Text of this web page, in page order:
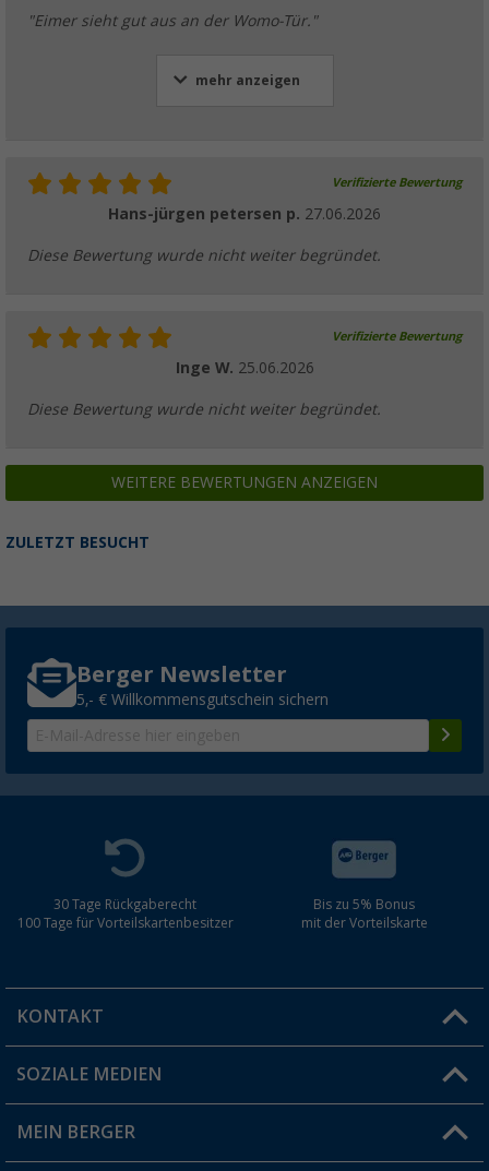
"Eimer sieht gut aus an der Womo-Tür."
mehr anzeigen
Verifizierte Bewertung
Hans-jürgen petersen p. 27.06.2026
Diese Bewertung wurde nicht weiter begründet.
Verifizierte Bewertung
Inge W. 25.06.2026
Diese Bewertung wurde nicht weiter begründet.
WEITERE BEWERTUNGEN ANZEIGEN
ZULETZT BESUCHT
Berger Newsletter
5,- € Willkommensgutschein sichern
30 Tage Rückgaberecht
100 Tage für Vorteilskartenbesitzer
Bis zu 5% Bonus
mit der Vorteilskarte
KONTAKT
Du hast eine Frage?
Filiale finden
SOZIALE MEDIEN
MEIN BERGER